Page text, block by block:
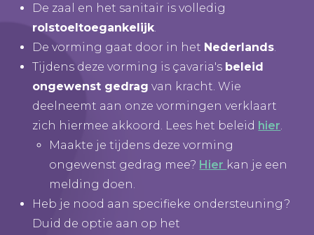
De zaal en het sanitair is volledig
rolstoeltoegankelijk
De vorming gaat door in het Nederlands
Tijdens deze vorming is çavaria's beleid
ongewenst gedrag van kracht. Wie
deelneemt aan onze vormingen verklaart
zich hiermee akkoord. Lees het beleid hier
Maakte je tijdens deze vorming
ongewenst gedrag mee? Hier kan je een
melding doen.
Heb je nood aan specifieke ondersteuning?
Duid de optie aan op het